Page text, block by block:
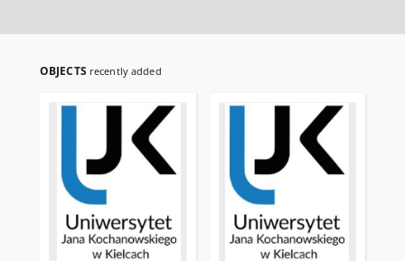
OBJECTS recently added